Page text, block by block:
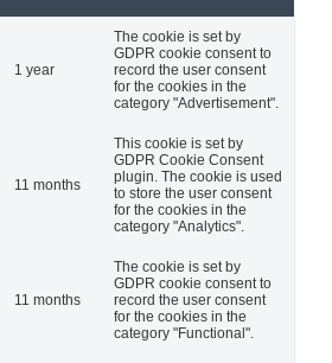
1 year
The cookie is set by
GDPR cookie consent to
record the user consent
for the cookies in the
category "Advertisement".
11 months
This cookie is set by
GDPR Cookie Consent
plugin. The cookie is used
to store the user consent
for the cookies in the
category "Analytics".
11 months
The cookie is set by
GDPR cookie consent to
record the user consent
for the cookies in the
category "Functional".